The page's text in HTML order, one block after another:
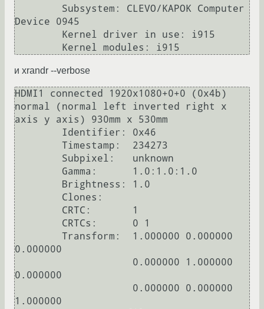
Device 0945
и xrandr --verbose
HDMI1 connected 1920x1080+0+0 (0x4b)
normal (normal left inverted right x
axis y axis) 930mm x 530mm
0.000000
0.000000
1.000000